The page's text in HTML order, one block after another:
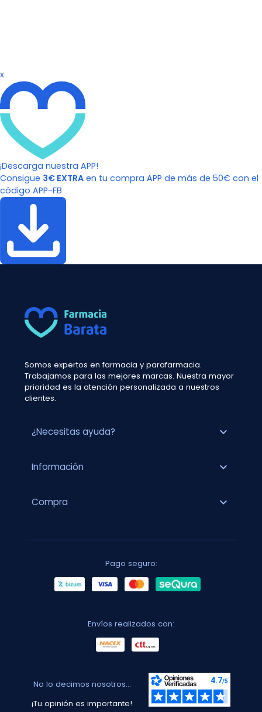
x
¡Descarga nuestra APP!
Consigue 3€ EXTRA en tu compra APP de más de 50€ con el
código APP-FB
Somos expertos en farmacia y parafarmacia.
Trabajamos para las mejores marcas. Nuestra mayor
prioridad es la atención personalizada a nuestros
clientes.
¿Necesitas ayuda? expand_more
Información expand_more
Compra expand_more
Pago seguro:
Envíos realizados con:
No lo decimos nosotros...
¡Tu opinión es importante!